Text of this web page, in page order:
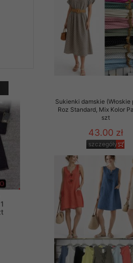
Sukienki damskie (Włoskie
Roz Standard, Mix Kolor
szt
43.00 zł
szczegóły
• sesji
• ostatnio
Materiały
szczególności
zawierającego
naszym Sklepie.
Wszelkie pytania,
osobowych prosimy